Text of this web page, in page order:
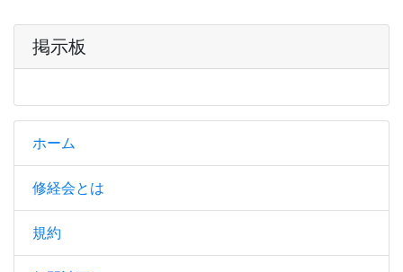
掲示板
ホーム
修経会とは
規約